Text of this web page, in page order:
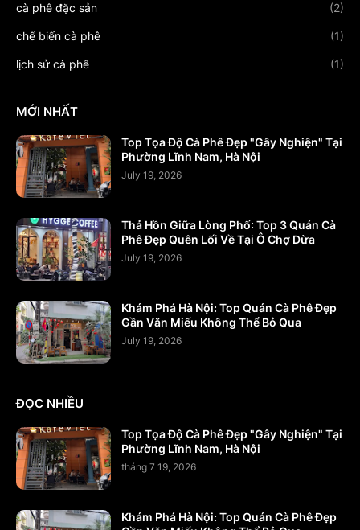
cà phê đặc sản (2)
chế biến cà phê (1)
lịch sử cà phê (1)
MỚI NHẤT
Top Tọa Độ Cà Phê Đẹp "Gây Nghiện" Tại
Phường Lĩnh Nam, Hà Nội
July 19, 2026
Thả Hồn Giữa Lòng Phố: Top 3 Quán Cà
Phê Đẹp Quên Lối Về Tại Ô Chợ Dừa
July 19, 2026
Khám Phá Hà Nội: Top Quán Cà Phê Đẹp
Gần Văn Miếu Không Thể Bỏ Qua
July 19, 2026
ĐỌC NHIỀU
Top Tọa Độ Cà Phê Đẹp "Gây Nghiện" Tại
Phường Lĩnh Nam, Hà Nội
tháng 7 19, 2026
Khám Phá Hà Nội: Top Quán Cà Phê Đẹp